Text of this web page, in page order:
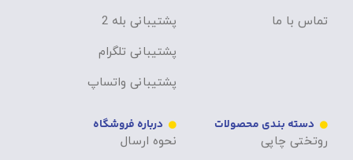
تماس با ما
پشتیبانی بله 2
پشتیبانی تلگرام
پشتیبانی واتساپ
دسته بندی محصولات
روتختی چاپی
درباره فروشگاه
نحوه ارسال